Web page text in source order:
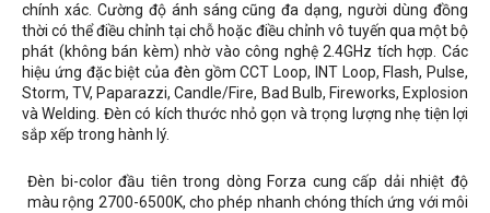
chính xác. Cường độ ánh sáng cũng đa dạng, người dùng đồng
thời có thể điều chỉnh tại chỗ hoặc điều chỉnh vô tuyến qua một bộ
phát (không bán kèm) nhờ vào công nghệ 2.4GHz tích hợp. Các
hiệu ứng đặc biệt của đèn gồm CCT Loop, INT Loop, Flash, Pulse,
Storm, TV, Paparazzi, Candle/Fire, Bad Bulb, Fireworks, Explosion
và Welding. Đèn có kích thước nhỏ gọn và trọng lượng nhẹ tiện lợi
sắp xếp trong hành lý.
Đèn bi-color đầu tiên trong dòng Forza cung cấp dải nhiệt độ
màu rộng 2700-6500K, cho phép nhanh chóng thích ứng với môi